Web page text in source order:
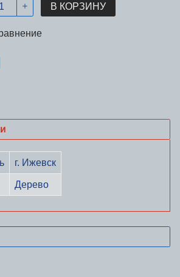
В КОРЗИНУ
г. Ижевск
Дерево